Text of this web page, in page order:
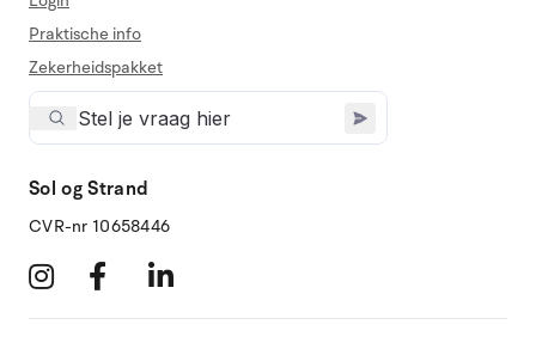
Praktische info
Zekerheidspakket
Sol og Strand
CVR-nr 10658446